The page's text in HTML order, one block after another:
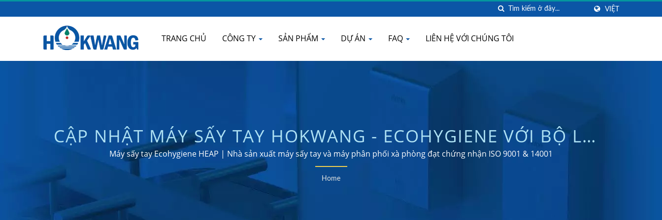
VIỆT
TRANG CHỦ CÔNG TY SẢN PHẨM DỰ ÁN FAQ LIÊN HỆ VỚI CHÚNG TÔI
CẬP NHẬT MÁY SẤY TAY HOKWANG - ECOHYGIENE VỚI BỘ LỌC
HEPA, BẢNG LƯNG CẮM ĐIỆN VÀ ĐÈN UVC | NHÀ SẢN XUẤT
BỒN CẦU CÓ GHẾ NGỒI SƯỞI ĐIỀU KHIỂN TỪ XA | HOKWANG
Máy sấy tay Ecohygiene HEAP | Nhà sản xuất máy sấy tay và máy phân phối xà phòng đạt chứng nhận ISO 9001 & 14001
Home